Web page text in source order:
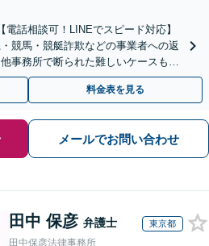
話相談可！LINEでスピード対応】
競馬・競艇詐欺などの事業者への返
事務所で断られた難しいケースも解
軽にご相談ください
料金表を見る
メールでお問い合わせ
田中 保彦 弁護士 東京都
田中保彦法律事務所